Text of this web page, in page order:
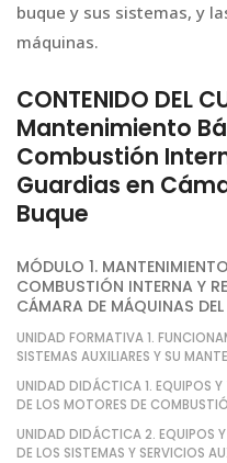
buque y sus sistemas, y
máquinas.
CONTENIDO DEL
Mantenimiento
Combustión
Guardias en
Buque
MÓDULO 1.
COMBUSTIÓN INTERNA Y
CÁMARA DE MÁQUINAS
UNIDAD FORMATIVA 1.
SISTEMAS AUXILIARES Y SU
UNIDAD DIDÁCTICA 1. EQUIPOS
DE LOS MOTORES DE
UNIDAD DIDÁCTICA 2. EQUIPOS
DE LOS SISTEMAS Y SERVICIOS